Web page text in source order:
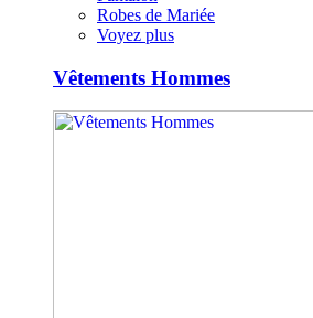
Robes de Mariée
Voyez plus
Vêtements Hommes